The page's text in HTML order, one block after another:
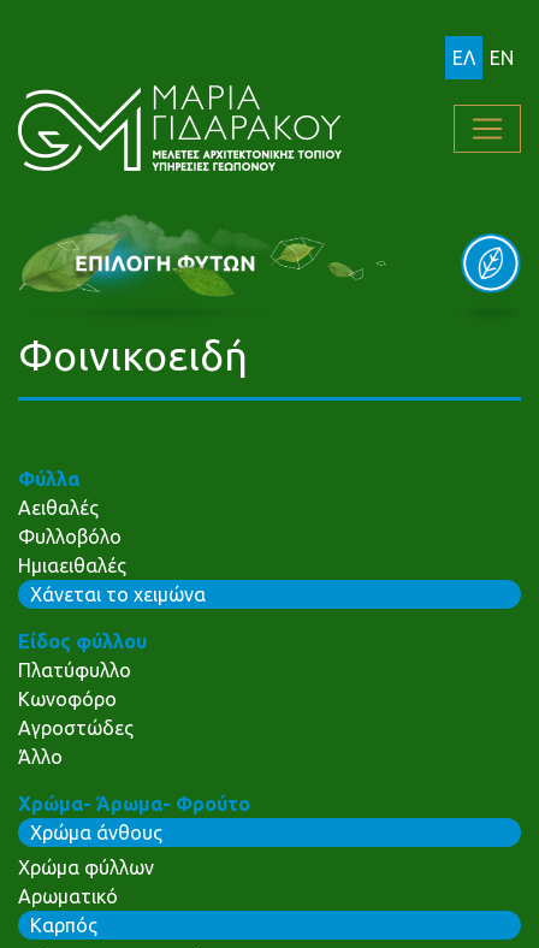
ΕΛ EN
Φοινικοειδή
Φύλλα
Αειθαλές
Φυλλοβόλο
Ημιαειθαλές
Χάνεται το χειμώνα
Είδος φύλλου
Πλατύφυλλο
Κωνοφόρο
Αγροστώδες
Άλλο
Χρώμα- Άρωμα- Φρούτο
Χρώμα άνθους
Χρώμα φύλλων
Αρωματικό
Καρπός